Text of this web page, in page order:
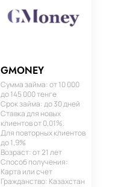
GMONEY
Сумма займа: от 10 000
до 145 000 тенге
Срок займа: до 30 дней
Ставка для новых
клиентов от 0,01%.
Для повторных клиентов
до 1,9%
Возраст: от 21 лет
Способ получения:
Карта или счет
Гражданство: Казахстан